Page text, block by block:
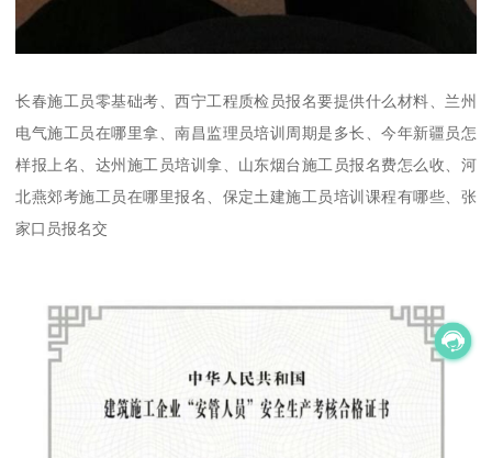
长春施工员零基础考、西宁工程质检员报名要提供什么材料、兰州
电气施工员在哪里拿、南昌监理员培训周期是多长、今年新疆员怎
样报上名、达州施工员培训拿、山东烟台施工员报名费怎么收、河
北燕郊考施工员在哪里报名、保定土建施工员培训课程有哪些、张
家口员报名交